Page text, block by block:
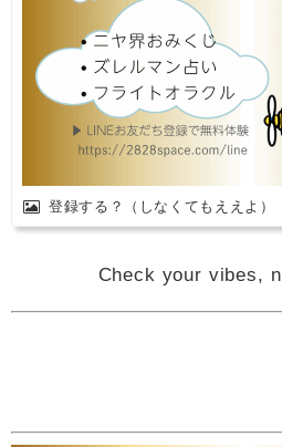
登録する？（しなくてもええよ）
Check your vibes,